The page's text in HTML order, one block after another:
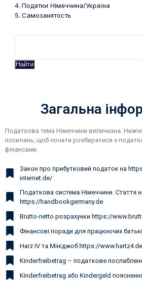
Податки Німеччина/Україна
Самозанятость
Найти
Загальна
Податкова тема Німеччини величезна.
посилань, щоб почати розбиратися з
фінансами.
Закон про прибутковий податок на
internet.de/
Податкова система Німеччини. Стаття
https://handbookgermany.de
Brutto-netto розрахунки https://
Фінансові поради для працюючих
Harz IV та Мініджоб https://
Kinderfreibetrag – податкове
Kinderfreibetrag або Kindergeld